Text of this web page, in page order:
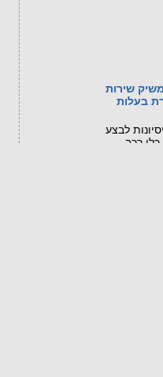
שירות
בעלות
לבצע
רכב